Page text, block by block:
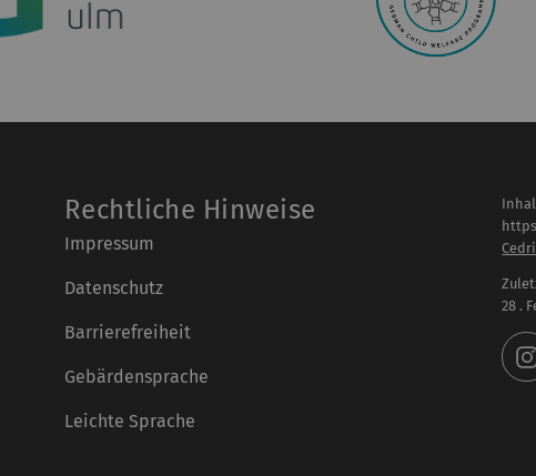
Rechtliche Hinweise
Impressum
Datenschutz
Barrierefreiheit
Gebärdensprache
Leichte Sprache
28 .